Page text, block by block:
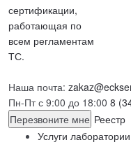
Наша почта:
Пн-Пт с 9:00 до 18:00 8
Перезвоните мне Реестр
Услуги лаборатории